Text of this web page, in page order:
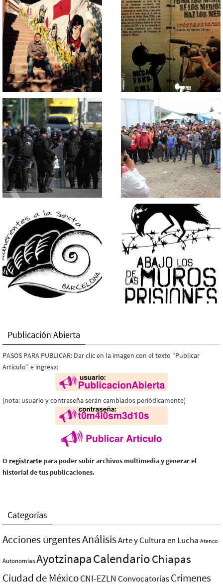
Publicación Abierta
PASOS PARA PUBLICAR: Dar clic en la imagen con el texto “Publicar
Artículo” e ingresa:
(nota: usuario y contraseña serán cambiados periódicamente)
O registrarte para poder subir archivos multimedia y generar el
historial de tus publicaciones.
Categorías
Acciones urgentesAnálisisArte y Cultura en Lucha Atenco
AutonomíasAyotzinapaCalendarioChiapas
Ciudad de MéxicoCNI-EZLN ConvocatoriasCrímenes